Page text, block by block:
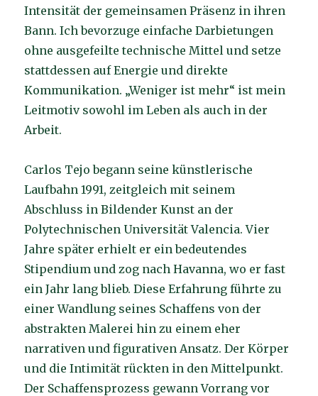
Intensität der gemeinsamen Präsenz in ihren
Bann. Ich bevorzuge einfache Darbietungen
ohne ausgefeilte technische Mittel und setze
stattdessen auf Energie und direkte
Kommunikation. „Weniger ist mehr“ ist mein
Leitmotiv sowohl im Leben als auch in der
Arbeit.
Carlos Tejo begann seine künstlerische
Laufbahn 1991, zeitgleich mit seinem
Abschluss in Bildender Kunst an der
Polytechnischen Universität Valencia. Vier
Jahre später erhielt er ein bedeutendes
Stipendium und zog nach Havanna, wo er fast
ein Jahr lang blieb. Diese Erfahrung führte zu
einer Wandlung seines Schaffens von der
abstrakten Malerei hin zu einem eher
narrativen und figurativen Ansatz. Der Körper
und die Intimität rückten in den Mittelpunkt.
Der Schaffensprozess gewann Vorrang vor